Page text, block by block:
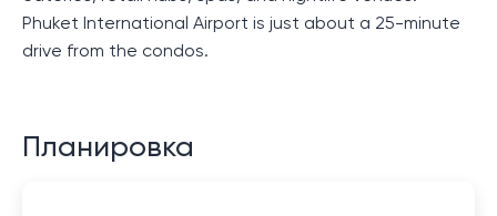
Phuket International Airport is just about a 25-minute
drive from the condos.
Планировка